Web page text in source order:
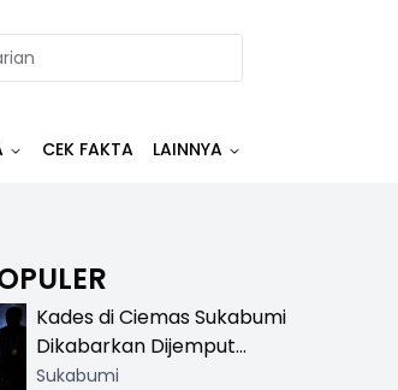
CEK FAKTA LAINNYA
Kades di Ciemas Sukabumi
Dikabarkan Dijemput
Satnarkoba, Polisi
Sukabumi